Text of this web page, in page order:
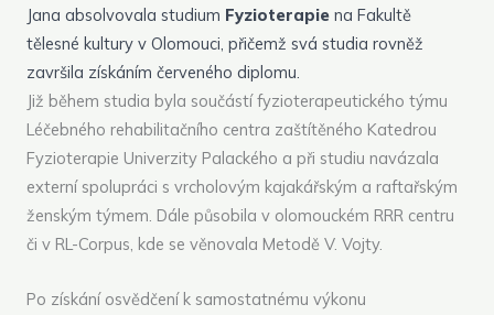
Jana absolvovala studium Fyzioterapie na Fakultě
tělesné kultury v Olomouci, přičemž svá studia rovněž
završila získáním červeného diplomu.
Již během studia byla součástí fyzioterapeutického týmu
Léčebného rehabilitačního centra zaštítěného Katedrou
Fyzioterapie Univerzity Palackého a při studiu navázala
externí spolupráci s vrcholovým kajakářským a raftařským
ženským týmem. Dále působila v olomouckém RRR centru
či v RL-Corpus, kde se věnovala Metodě V. Vojty.
Po získání osvědčení k samostatnému výkonu